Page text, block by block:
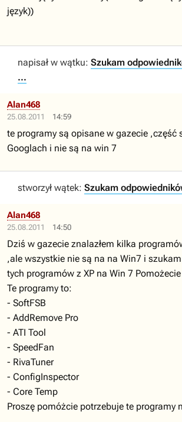
język))
napisał w wątku: Szukam
...
25.08.2011 14:59
Alan468
te programy są opisane w gazecie ,część
Googlach i nie są na win 7
stworzył wątek: Szukam
25.08.2011 14:50
Alan468
Dziś w gazecie znalazłem kilka
,ale wszystkie nie są na na Win7 i
tych programów z XP na Win 7 Pomożecie
Te programy to:
- SoftFSB
- AddRemove Pro
- ATI Tool
- SpeedFan
- RivaTuner
- ConfigInspector
- Core Temp
Proszę pomóżcie potrzebuje te programy